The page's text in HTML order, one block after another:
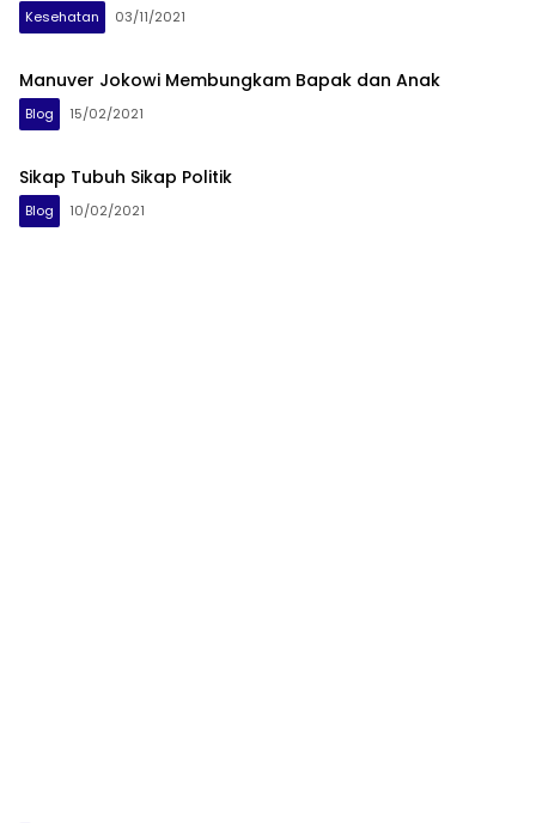
Kesehatan 03/11/2021
Manuver Jokowi Membungkam Bapak dan Anak
Blog 15/02/2021
Sikap Tubuh Sikap Politik
Blog 10/02/2021